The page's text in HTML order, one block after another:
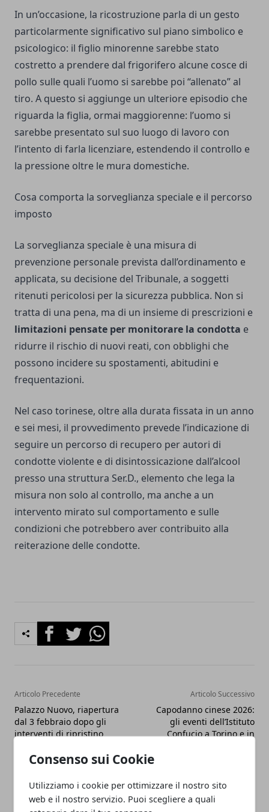
Consenso sui Cookie
Utilizziamo i cookie per ottimizzare il nostro sito
web e il nostro servizio. Puoi scegliere a quali
In un’occasione, la ricostruzione parla di un gesto
particolarmente significativo sul piano simbolico e
psicologico: il figlio minorenne sarebbe stato
costretto a prendere dal frigorifero alcune cosce di
pollo sulle quali l’uomo si sarebbe poi “allenato” al
tiro. A questo si aggiunge un ulteriore episodio che
riguarda la figlia, ormai maggiorenne: l’uomo si
sarebbe presentato sul suo luogo di lavoro con
l’intento di farla licenziare, estendendo il controllo e
la pressione oltre le mura domestiche.
Cosa comporta la sorveglianza speciale e il percorso
imposto
La sorveglianza speciale è una misura di
prevenzione personale prevista dall’ordinamento e
applicata, su decisione del Tribunale, a soggetti
ritenuti pericolosi per la sicurezza pubblica. Non si
tratta di una pena, ma di un insieme di prescrizioni e
limitazioni pensate per monitorare la condotta e
ridurre il rischio di nuovi reati, con obblighi che
possono incidere su spostamenti, abitudini e
frequentazioni.
Nel caso torinese, oltre alla durata fissata in un anno
e sei mesi, il provvedimento prevede l’indicazione di
seguire un percorso di recupero per autori di
condotte violente e di disintossicazione dall’alcool
presso una struttura Ser.D., elemento che lega la
misura non solo al controllo, ma anche a un
intervento mirato sul comportamento e sulle
condizioni che potrebbero aver contribuito alla
reiterazione delle condotte.
FacebookTwitterWhatsapp
Articolo Precedente
Palazzo Nuovo, riapertura
dal 3 febbraio dopo gli
interventi di ripristino
Articolo Successivo
Capodanno cinese 2026:
gli eventi dell’Istituto
Confucio a Torino e in